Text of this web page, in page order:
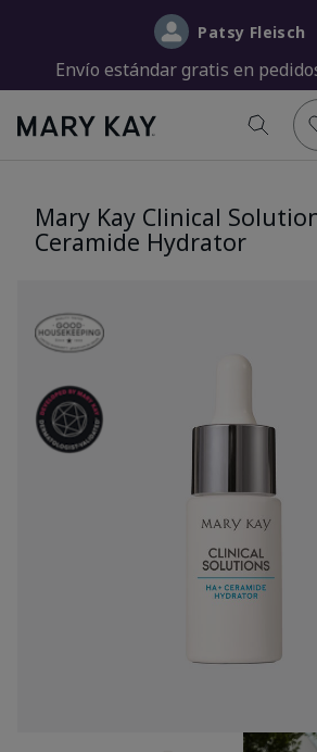
Patsy Fleisch
Envío estándar gratis en
Mary Kay Clinical
Ceramide Hydrator